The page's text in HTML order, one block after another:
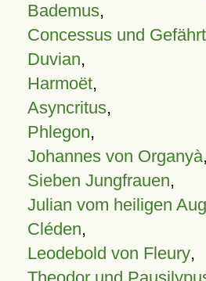
Bademus,
Concessus und
Duvian,
Harmoët,
Asyncritus,
Phlegon,
Johannes von Organyà,
Sieben Jungfrauen,
Julian vom heiligen
Cléden,
Leodebold von Fleury,